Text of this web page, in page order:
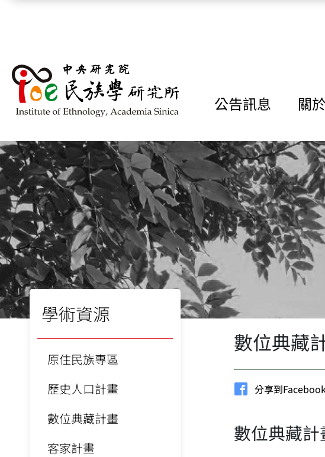
公告訊息 關
學術資源
原住民族專區
歷史人口計畫
數位典藏計畫
客家計畫
數位典藏
分享到
數位典藏計